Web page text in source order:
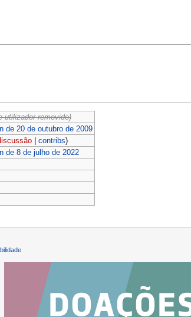
utilizador removido)
de 20 de outubro de 2009
| contribs)
de 8 de julho de 2022